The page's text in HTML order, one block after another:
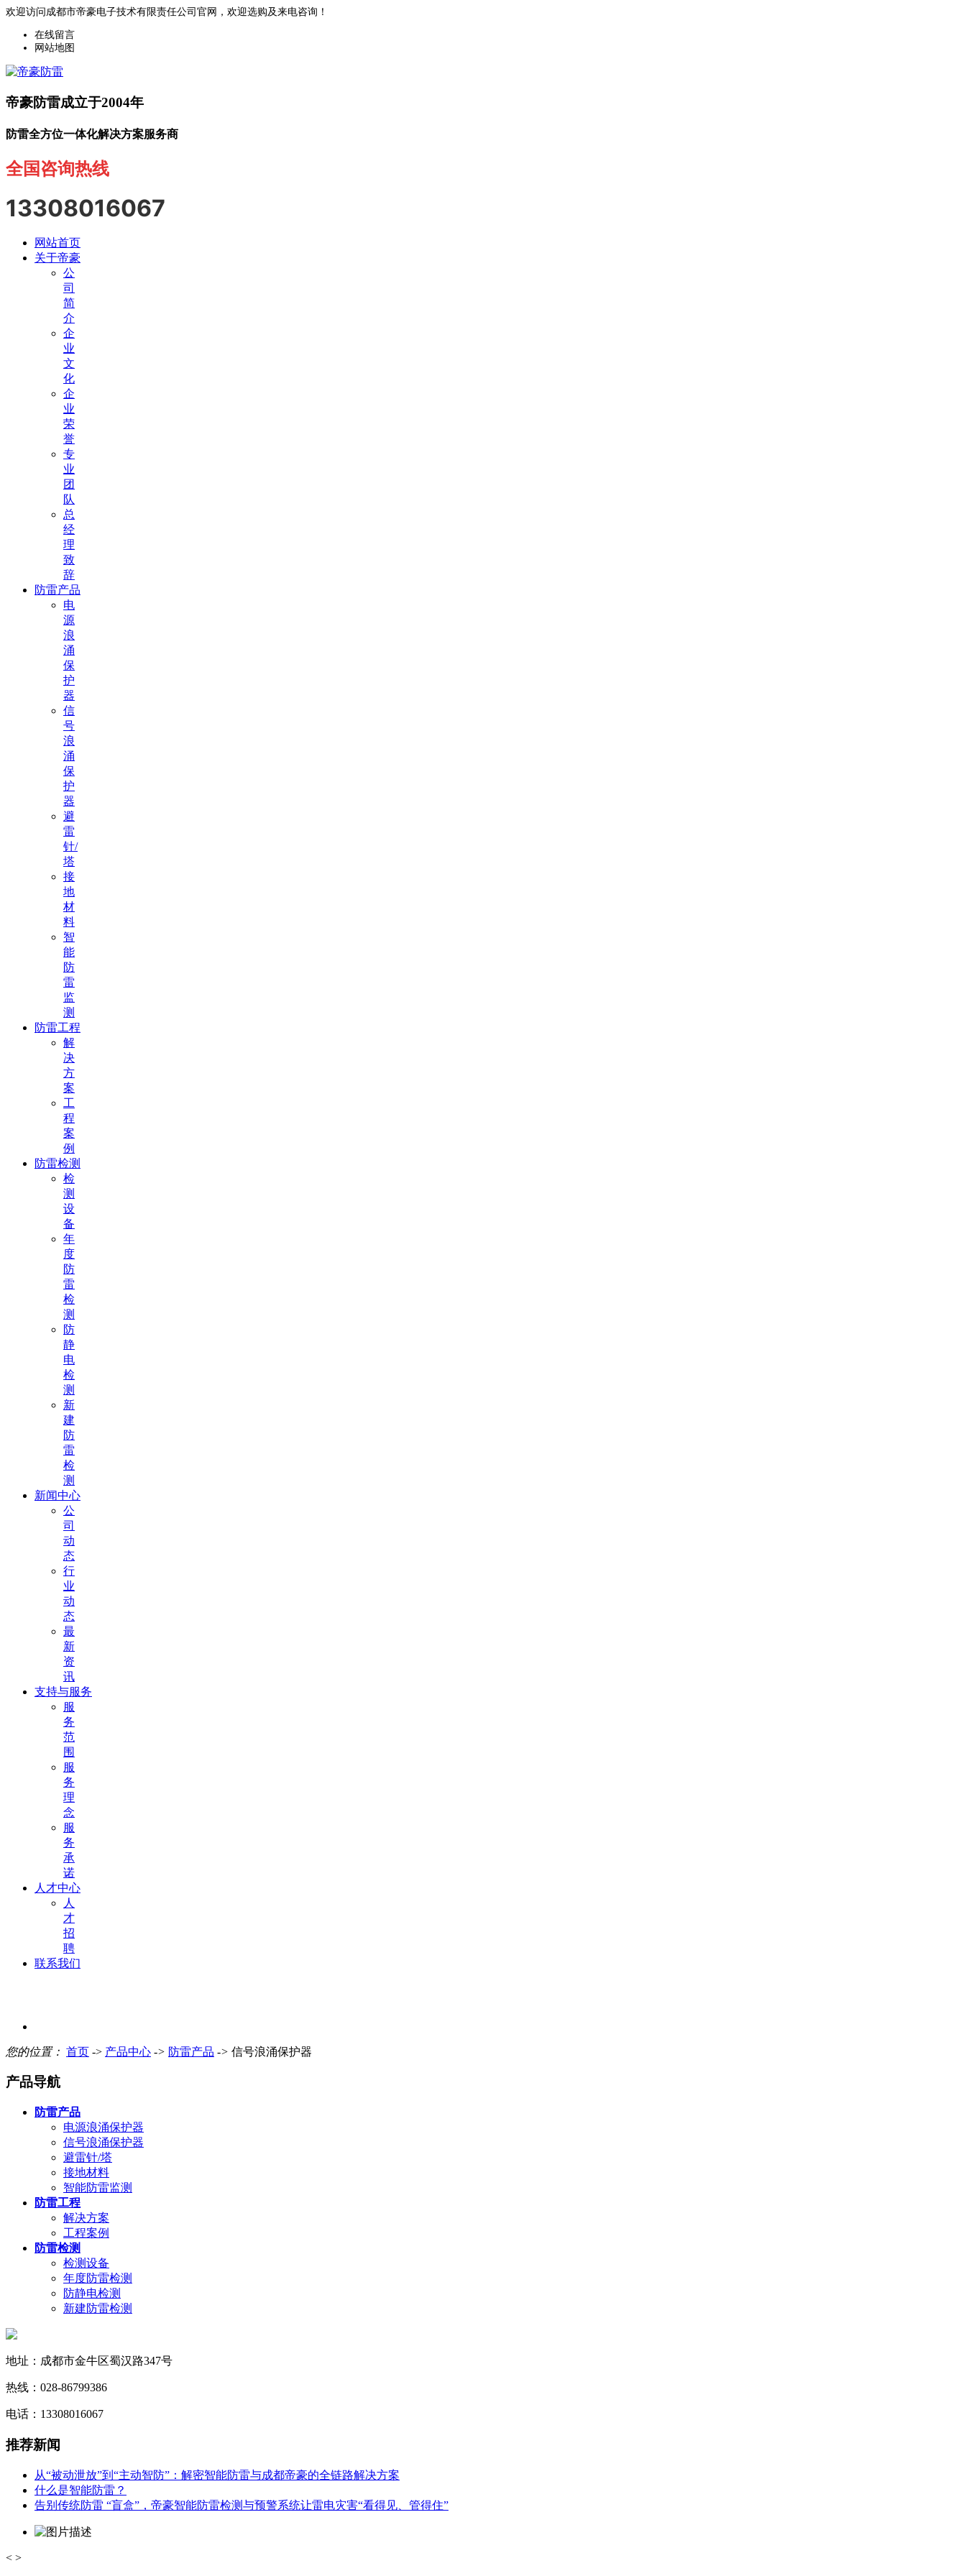
欢迎访问成都市帝豪电子技术有限责任公司官网，欢迎选购及来电咨询！
在线留言
网站地图
帝豪防雷成立于2004年
防雷全方位一体化解决方案服务商
全国咨询热线
13308016067
网站首页
关于帝豪
公
司
简
介
企
业
文
化
企
业
荣
誉
专
业
团
队
总
经
理
致
辞
防雷产品
电
源
浪
涌
保
护
器
信
号
浪
涌
保
护
器
避
雷
针/
塔
接
地
材
料
智
能
防
雷
监
测
防雷工程
解
决
方
案
工
程
案
例
防雷检测
检
测
设
备
年
度
防
雷
检
测
防
静
电
检
测
新
建
防
雷
检
测
新闻中心
公
司
动
态
行
业
动
态
最
新
资
讯
支持与服务
服
务
范
围
服
务
理
念
服
务
承
诺
人才中心
人
才
招
聘
联系我们
您的位置： 首页 -> 产品中心 -> 防雷产品 -> 信号浪涌保护器
产品导航
防雷产品
电源浪涌保护器
信号浪涌保护器
避雷针/塔
接地材料
智能防雷监测
防雷工程
解决方案
工程案例
防雷检测
检测设备
年度防雷检测
防静电检测
新建防雷检测
地址：成都市金牛区蜀汉路347号
热线：028-86799386
电话：13308016067
推荐新闻
从“被动泄放”到“主动智防”：解密智能防雷与成都帝豪的全链路解决方案
什么是智能防雷？
告别传统防雷 “盲盒”，帝豪智能防雷检测与预警系统让雷电灾害“看得见、管得住”
< >